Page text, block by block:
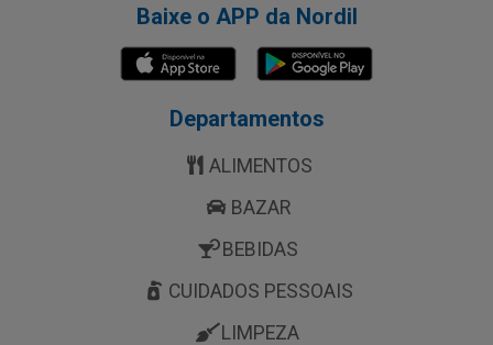
Baixe o APP da Nordil
Departamentos
ALIMENTOS
BAZAR
BEBIDAS
CUIDADOS PESSOAIS
LIMPEZA